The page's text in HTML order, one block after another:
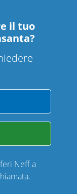
il tuo
?
Neff a